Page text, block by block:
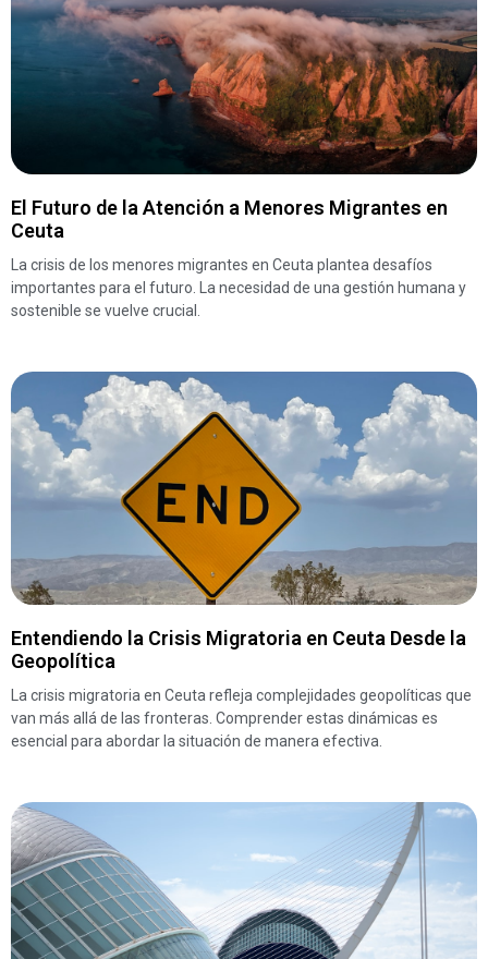
El Futuro de la Atención a Menores Migrantes en
Ceuta
La crisis de los menores migrantes en Ceuta plantea desafíos
importantes para el futuro. La necesidad de una gestión humana y
sostenible se vuelve crucial.
Entendiendo la Crisis Migratoria en Ceuta Desde la
Geopolítica
La crisis migratoria en Ceuta refleja complejidades geopolíticas que
van más allá de las fronteras. Comprender estas dinámicas es
esencial para abordar la situación de manera efectiva.